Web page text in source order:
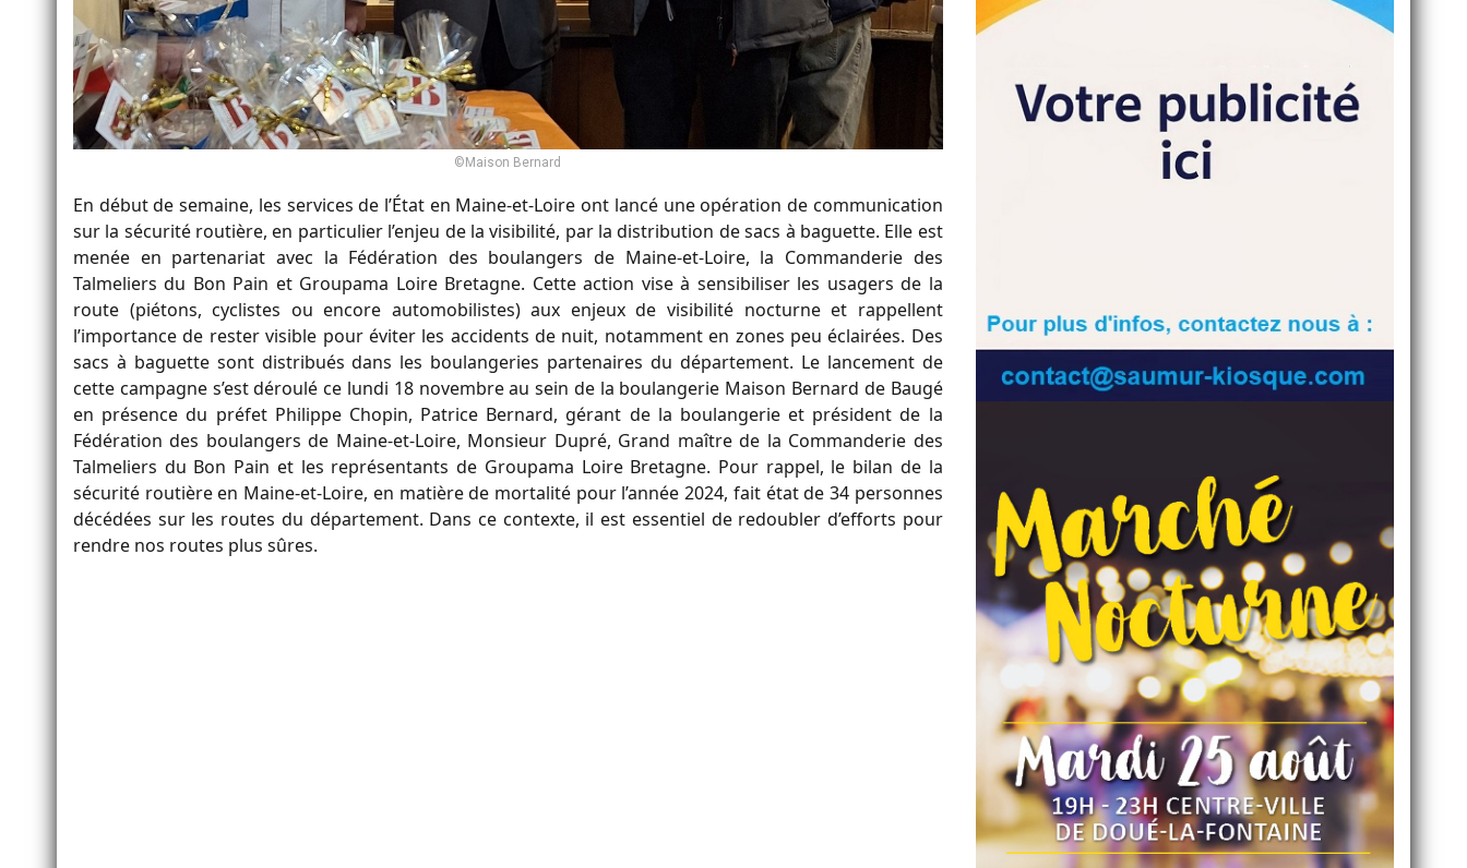
©Maison Bernard
En début de semaine, les services de l’État en Maine-et-Loire ont lancé une opération de communication
sur la sécurité routière, en particulier l’enjeu de la visibilité, par la distribution de sacs à baguette. Elle est
menée en partenariat avec la Fédération des boulangers de Maine-et-Loire, la Commanderie des
Talmeliers du Bon Pain et Groupama Loire Bretagne. Cette action vise à sensibiliser les usagers de la
route (piétons, cyclistes ou encore automobilistes) aux enjeux de visibilité nocturne et rappellent
l’importance de rester visible pour éviter les accidents de nuit, notamment en zones peu éclairées. Des
sacs à baguette sont distribués dans les boulangeries partenaires du département. Le lancement de
cette campagne s’est déroulé ce lundi 18 novembre au sein de la boulangerie Maison Bernard de Baugé
en présence du préfet Philippe Chopin, Patrice Bernard, gérant de la boulangerie et président de la
Fédération des boulangers de Maine-et-Loire, Monsieur Dupré, Grand maître de la Commanderie des
Talmeliers du Bon Pain et les représentants de Groupama Loire Bretagne. Pour rappel, le bilan de la
sécurité routière en Maine-et-Loire, en matière de mortalité pour l’année 2024, fait état de 34 personnes
décédées sur les routes du département. Dans ce contexte, il est essentiel de redoubler d’efforts pour
rendre nos routes plus sûres.